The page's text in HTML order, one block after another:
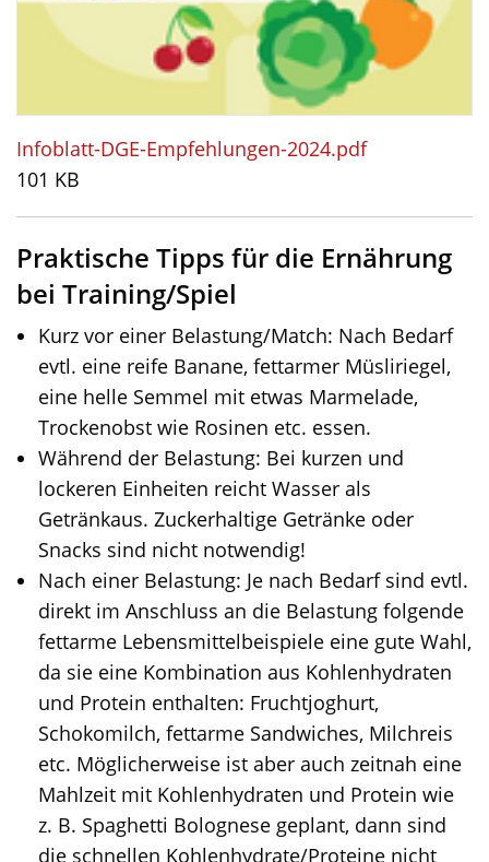
Infoblatt-DGE-Empfehlungen-2024.pdf
101 KB
Praktische Tipps für die Ernährung
bei Training/Spiel
Kurz vor einer Belastung/Match: Nach Bedarf
evtl. eine reife Banane, fettarmer Müsliriegel,
eine helle Semmel mit etwas Marmelade,
Trockenobst wie Rosinen etc. essen.
Während der Belastung: Bei kurzen und
lockeren Einheiten reicht Wasser als
Getränkaus. Zuckerhaltige Getränke oder
Snacks sind nicht notwendig!
Nach einer Belastung: Je nach Bedarf sind evtl.
direkt im Anschluss an die Belastung folgende
fettarme Lebensmittelbeispiele eine gute Wahl,
da sie eine Kombination aus Kohlenhydraten
und Protein enthalten: Fruchtjoghurt,
Schokomilch, fettarme Sandwiches, Milchreis
etc. Möglicherweise ist aber auch zeitnah eine
Mahlzeit mit Kohlenhydraten und Protein wie
z. B. Spaghetti Bolognese geplant, dann sind
die schnellen Kohlenhydrate/Proteine nicht